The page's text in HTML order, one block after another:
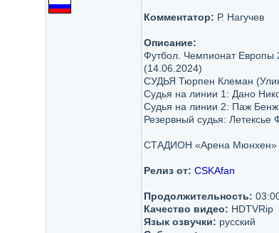
Комментатор: Р. Нагучев
Описание:
Футбол. Чемпионат Европы
(14.06.2024)
СУДЬЯ Тюрпен Клеман
Судья на линии 1: Дано
Судья на линии 2: Паж
Резервный судья:
СТАДИОН «Арена Мюнхен»
Релиз от: CSKAfan
Продолжительность:
Качество видео: HDTVRip
Язык озвучки: русский